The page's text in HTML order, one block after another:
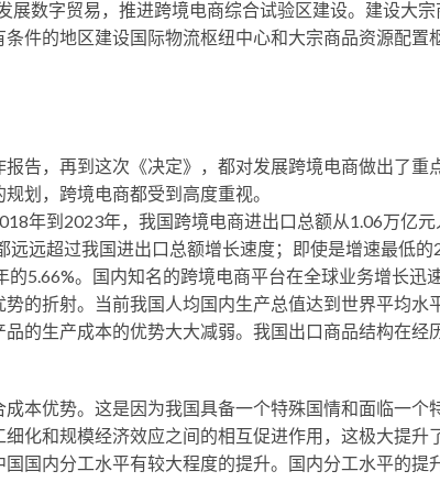
展数字贸易，推进跨境电商综合试验区建设。建设大
件的地区建设国际物流枢纽中心和大宗商品资源配
告，再到这次《决定》，都对发展跨境电商做出了
划，跨境电商都受到高度重视。
年到2023年，我国跨境电商进出口总额从1.06万亿
远超过我国进出口总额增长速度；即使是增速最低
5.66%。国内知名的跨境电商平台在全球业务增长迅
的折射。当前我国人均国内生产总值达到世界平均
的生产成本的优势大大减弱。我国出口商品结构在
本优势。这是因为我国具备一个特殊国情和面临一
化和规模经济效应之间的相互促进作用，这极大提
国内分工水平有较大程度的提升。国内分工水平的提